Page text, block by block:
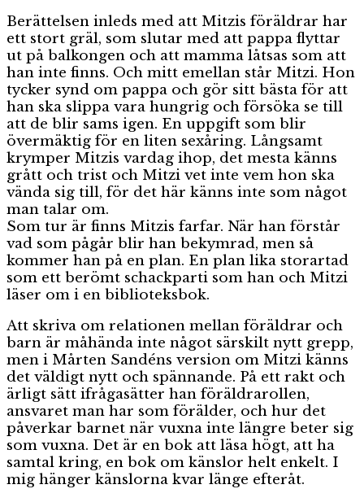
Berättelsen inleds med att Mitzis föräldrar har
ett stort gräl, som slutar med att pappa flyttar
ut på balkongen och att mamma låtsas som att
han inte finns. Och mitt emellan står Mitzi. Hon
tycker synd om pappa och gör sitt bästa för att
han ska slippa vara hungrig och försöka se till
att de blir sams igen. En uppgift som blir
övermäktig för en liten sexåring. Långsamt
krymper Mitzis vardag ihop, det mesta känns
grått och trist och Mitzi vet inte vem hon ska
vända sig till, för det här känns inte som något
man talar om.
Som tur är finns Mitzis farfar. När han förstår
vad som pågår blir han bekymrad, men så
kommer han på en plan. En plan lika storartad
som ett berömt schackparti som han och Mitzi
läser om i en biblioteksbok.
Att skriva om relationen mellan föräldrar och
barn är måhända inte något särskilt nytt grepp,
men i Mårten Sandéns version om Mitzi känns
det väldigt nytt och spännande. På ett rakt och
ärligt sätt ifrågasätter han föräldrarollen,
ansvaret man har som förälder, och hur det
påverkar barnet när vuxna inte längre beter sig
som vuxna. Det är en bok att läsa högt, att ha
samtal kring, en bok om känslor helt enkelt. I
mig hänger känslorna kvar länge efteråt.